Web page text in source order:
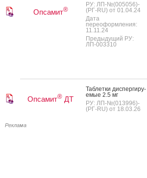
Опсамит®
РУ: ЛП-№(005056)-
(РГ-RU) от 01.04.24
Дата
переоформления:
11.11.24
Предыдущий РУ:
ЛП-003310
Опсамит® ДТ
Таб­летки дис­перги­ру­
емые 2.5 мг
РУ: ЛП-№(013996)-
(РГ-RU) от 18.03.26
Реклама